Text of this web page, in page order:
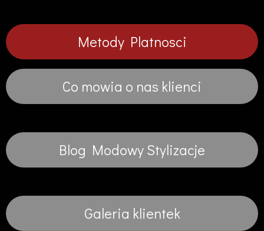
Metody Platnosci
Co mowia o nas klienci
Blog Modowy Stylizacje
Galeria klientek